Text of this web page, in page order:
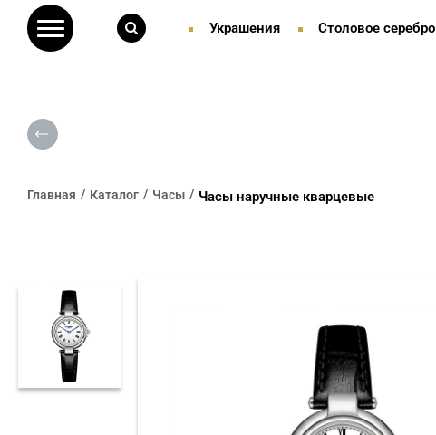
Украшения Столовое серебро
Главная Каталог Часы Часы наручные кварцевые